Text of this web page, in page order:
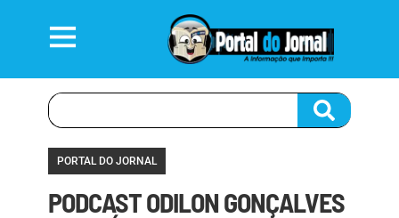
PORTAL DO JORNAL
PODCAST ODILON GONÇALVES